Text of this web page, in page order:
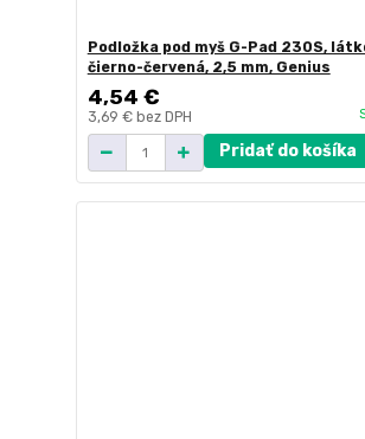
Podložka pod myš G-Pad 230S,
čierno-červená, 2,5 mm, Genius
4,54 €
3,69 € bez DPH
Pridať do košíka